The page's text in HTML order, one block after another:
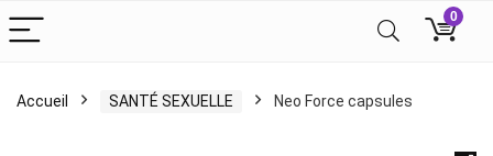
0
Accueil SANTÉ SEXUELLE Neo Force capsules